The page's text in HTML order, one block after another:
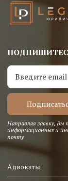
Направляя заявку, Вы
информационных и
почту
Адвокаты